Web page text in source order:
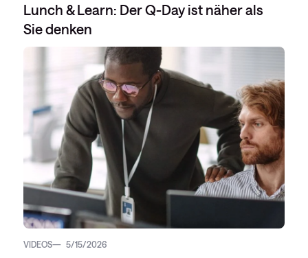
Lunch & Learn: Der Q-Day ist näher als
Sie denken
VIDEOS 5/15/2026